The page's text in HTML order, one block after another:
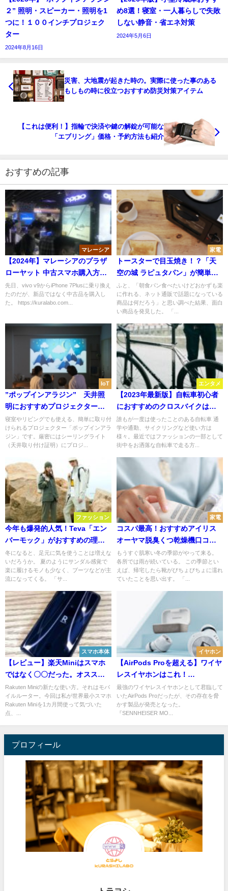
２” 照明・スピーカー・照明を1
つに！１００インチプロジェク
ター
2024年8月16日
め8選！寝室・一人暮らしで失敗
しない静音・省エネ対策
2024年5月6日
災害、大地震が起きた時の。実際に使った事のある
もしもの時に役立つおすすめ防災対策アイテム
【これは便利！】指輪で決済や鍵の解錠が可能な
「エブリング」価格・予約方法も紹介
おすすめの記事
マレーシア
【2024年】マレーシアのプラザ
ローヤット 中古スマホ購入方
法、交渉方法、注意点まとめ
先日、vivo v9からiPhone 7Plusに乗り換え
たのだが、新品ではなく中古品を購入し
た。 https://kuralabo.com...
家電
トースターで目玉焼き！？「天
空の城 ラピュタパン」が簡単に
作れる話題商品の評判は？
ふと、「朝食パン食べたいけどおかずも楽
に作れる、ネット通販で話題になっている
商品は何だろう」と思い調べた結果、面白
い商品を発見した。 「...
IoT
”ポップインアラジン” 天井照
明におすすめプロジェクター
機！
寝室やリビングでも使える、簡単に取り付
けられるプロジェクター「ポップインアラ
ジン」です。厳密にはシーリングライト
（天井取り付け証明）にプロジ...
エンタメ
【2023年最新版】自転車初心者
におすすめのクロスバイクはこ
れ！
誰もが一度は使ったことのある自転車 通
学や通勤、サイクリングなど使い方は
様々。最近ではファッションの一部として
街中をお洒落な自転車で走る方...
ファッション
今年も爆発的人気！Teva「エン
バーモック」がおすすめの理
由 キャンプ・アウトドアで
冬になると、足元に気を使うことは増えな
いだろうか。 夏のようにサンダル感覚で
楽に履けるモノも少なく、ブーツなどが主
流になってくる。 「サ...
家電
コスパ最高！おすすめアイリス
オーヤマ脱臭くつ乾燥機口コ
ミ・レビュー
もうすぐ肌寒い冬の季節がやって来る。
各所では雨が続いている。 この季節とい
えば、帰宅したら靴がびちょびちょに濡れ
ていたことを思い出す。 「...
スマホ本体
【レビュー】楽天Miniはスマホ
ではなく〇〇だった。オススメ
の使い方も紹介！
Rakuten Miniの新たな使い方。それはモバ
イルルーター。今回は私が世界最小スマホ
Rakuten Miniを1カ月間使って気づいた
点、...
イヤホン
【AirPods Proを超える】ワイヤ
レスイヤホンはこれ！
SENNHEISER MOMENTUM
True Wireless 2
最強のワイヤレスイヤホンとして君臨して
いたAirPods Proだったが、その存在を脅
かす製品が発売となった。
『SENNHEISER MO...
プロフィール